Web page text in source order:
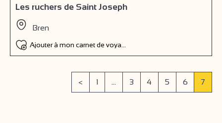
Les ruchers de Saint Joseph
Bren
Ajouter à mon carnet de voyage
< 1 ... 3 4 5 6 7